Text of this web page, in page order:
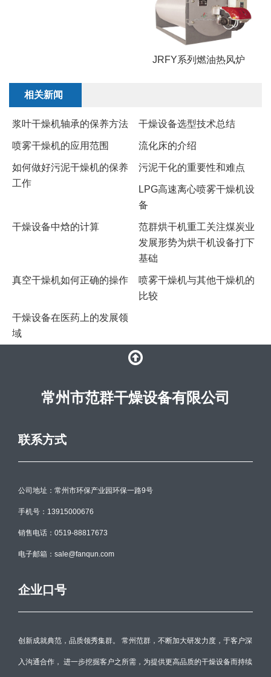
JRFY系列燃油热风炉
相关新闻
浆叶干燥机轴承的保养方法 干燥设备选型技术总结
喷雾干燥机的应用范围 流化床的介绍
如何做好污泥干燥机的保养
工作
污泥干化的重要性和难点
LPG高速离心喷雾干燥机设
备
干燥设备中焓的计算
范群烘干机重工关注煤炭业
发展形势为烘干机设备打下
基础
真空干燥机如何正确的操作
喷雾干燥机与其他干燥机的
比较
干燥设备在医药上的发展领
域
常州市范群干燥设备有限公司
联系方式
公司地址：常州市环保产业园环保一路9号
手机号：13915000676
销售电话：0519-88817673
电子邮箱：sale@fanqun.com
企业口号
创新成就典范，品质领秀集群。 常州范群，不断加大研发力度，于客户深
入沟通合作， 进一步挖掘客户之所需，为提供更高品质的干燥设备而持续